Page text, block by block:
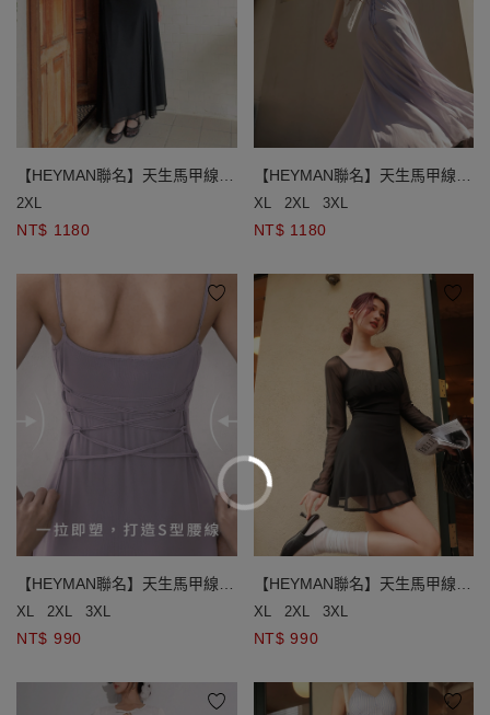
【HEYMAN聯名】天生馬甲線
後綁帶細肩帶長洋裝(附胸墊)
2XL
NT$ 1180
【HEYMAN聯名】天生馬甲線
後綁帶細肩帶長洋裝(附胸墊)
XL 2XL 3XL
NT$ 1180
【HEYMAN聯名】天生馬甲線
後綁帶透膚長袖短洋裝(附胸墊)
XL 2XL 3XL
NT$ 990
【HEYMAN聯名】天生馬甲線
後綁帶透膚長袖短洋裝(附胸墊)
XL 2XL 3XL
NT$ 990